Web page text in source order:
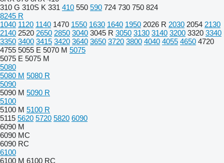
310 G 310S K 331 410 550 590 724 730 750 824
8245 R
1040 1120 1140 1470 1550 1630 1640 1950 2026 R 2030 2054 2130
2140 2520 2650 2850 3040 3045 R 3050 3130 3140 3200 3320 3340
3350 3400 3415 3420 3640 3650 3720 3800 4040 4055 4650 4720
4755 5055 E 5070 M 5075
5075 E 5075 M
5080
5080 M 5080 R
5090
5090 M 5090 R
5100
5100 M 5100 R
5115 5620 5720 5820 6090
6090 M
6090 MC
6090 RC
6100
6100 M 6100 RC